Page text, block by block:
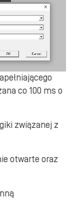
co 100 ms o
związanej z
otwarte oraz